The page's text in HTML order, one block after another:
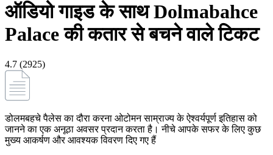
ऑडियो गाइड के साथ Dolmabahce
Palace की कतार से बचने वाले टिकट
4.7 (2925)
डोलमबहचे पैलेस का दौरा करना ओटोमन साम्राज्य के ऐश्वर्यपूर्ण इतिहास को
जानने का एक अनूठा अवसर प्रदान करता है। नीचे आपके सफर के लिए कुछ
मुख्य आकर्षण और आवश्यक विवरण दिए गए हैं